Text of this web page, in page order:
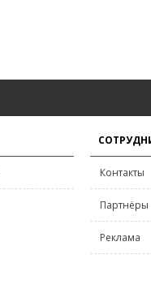
Контакты
Партнёры
Реклама